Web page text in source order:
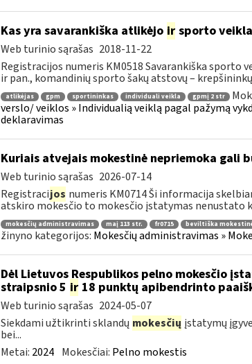
Kas yra savarankiška atlikėjo irsporto
Web turinio sąrašas 2018-11-22
Registracijos numeris KM0518 Savarankiška
ir pan., komandinių sporto šakų atstovų –
atlikėjas gpm sportininkas individuali veikla gpmį 2 str
verslo/ veiklos » Individualią veiklą pagal pažymą
deklaravimas
Kuriais atvejais mokestinė nepriemoka gali
Web turinio sąrašas 2026-07-14
Registracijos numeris KM0714 Ši informacija
atskiro mokesčio to mokesčio įstatymas nenustato
mokesčių administravimas maį 113 str. fr0715 beviltiška
žinyno kategorijos: Mokesčių administravimas »
Dėl Lietuvos Respublikos pelno mokesčio
straipsnio 5 ir18 punktų apibendrinto
Web turinio sąrašas 2024-05-07
Siekdami užtikrinti sklandų mokesčių įstatymų
bei...
Metai: 2024 Mokesčiai: Pelno mokestis